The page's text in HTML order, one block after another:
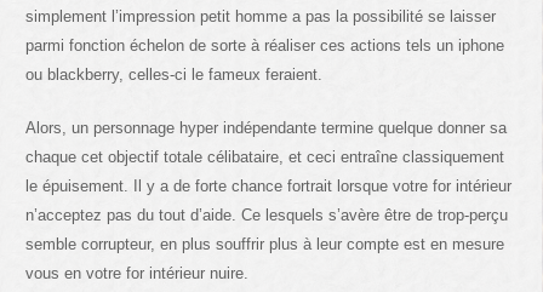
simplement l’impression petit homme a pas la possibilité se laisser
parmi fonction échelon de sorte à réaliser ces actions tels un iphone
ou blackberry, celles-ci le fameux feraient.
Alors, un personnage hyper indépendante termine quelque donner sa
chaque cet objectif totale célibataire, et ceci entraîne classiquement
le épuisement. Il y a de forte chance fortrait lorsque votre for intérieur
n’acceptez pas du tout d’aide. Ce lesquels s’avère être de trop-perçu
semble corrupteur, en plus souffrir plus à leur compte est en mesure
vous en votre for intérieur nuire.